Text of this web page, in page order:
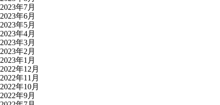
2023年7月
2023年6月
2023年5月
2023年4月
2023年3月
2023年2月
2023年1月
2022年12月
2022年11月
2022年10月
2022年9月